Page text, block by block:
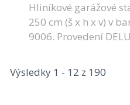
Hliníkové garážové
250 cm (š x h x v) v
9006. Provedení
Výsledky 1 - 12 z 190